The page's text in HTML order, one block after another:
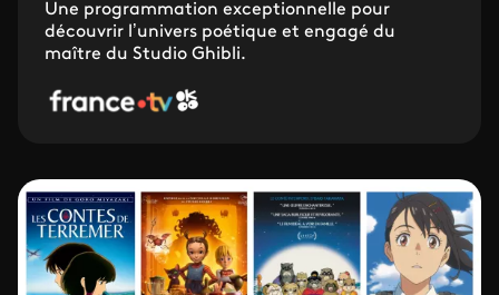
Une programmation exceptionnelle pour
découvrir l’univers poétique et engagé du
maître du Studio Ghibli.